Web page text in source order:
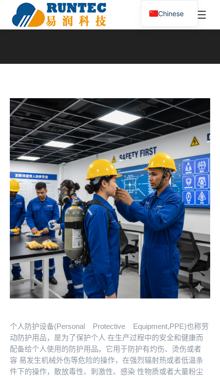
个人防护设备(Personal Protective Equipment,PPE)也称劳
动防护用品，是为了保护个人 在生产过程中的安全和健康而
配备给个人使用的防护用品。它用于防护有灼伤、烫伤或者
容 易发生机械外伤等危险的操作，在强烈辐射热或者低温条
件下的操作，散放毒性、刺激性、感染 性物质或者大量粉尘
Chinese